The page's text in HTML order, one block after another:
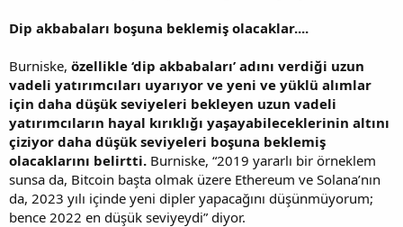
Dip akbabaları boşuna beklemiş olacaklar....
Burniske, özellikle ‘dip akbabaları’ adını verdiği uzun
vadeli yatırımcıları uyarıyor ve yeni ve yüklü alımlar
için daha düşük seviyeleri bekleyen uzun vadeli
yatırımcıların hayal kırıklığı yaşayabileceklerinin altını
çiziyor daha düşük seviyeleri boşuna beklemiş
olacaklarını belirtti. Burniske, “2019 yararlı bir örneklem
sunsa da, Bitcoin başta olmak üzere Ethereum ve Solana’nın
da, 2023 yılı içinde yeni dipler yapacağını düşünmüyorum;
bence 2022 en düşük seviyeydi” diyor.